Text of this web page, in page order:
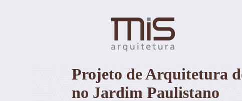
Projeto de Arquitetura
no Jardim Paulistano